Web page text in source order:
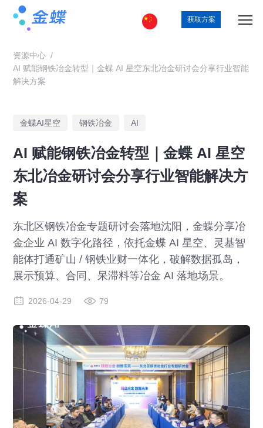
获取方案
资源中心 /
AI 赋能钢铁冶金转型｜金蝶 AI 星空东北冶金研讨会分享行业智能
解决方案
金蝶AI星空 钢铁冶金 AI
AI 赋能钢铁冶金转型｜金蝶 AI 星空
东北冶金研讨会分享行业智能解决方
案
东北区钢铁冶金专题研讨会落地沈阳，金蝶分享冶
金企业 AI 数字化路径，依托金蝶 AI 星空、灵基智
能体打通矿山 / 钢铁业财一体化，破解数据孤岛，
展示预算、合同、呆滞料等冶金 AI 落地场景。
2026-04-29 79